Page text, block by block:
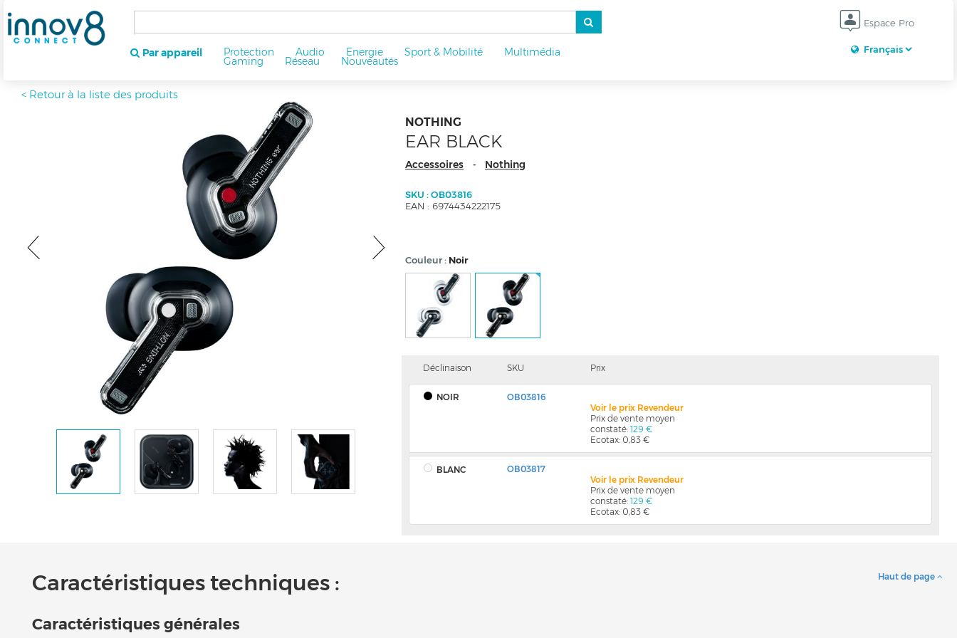
Espace Pro
Par appareil Protection Audio Energie Sport & Mobilité Multimédia
Gaming Réseau Nouveautés
< Retour à la liste des produits
NOTHING
EAR BLACK
Accessoires - Nothing
SKU : OB03816
EAN : 6974434222175
Couleur Noir
Déclinaison SKU Prix
NOIR
OB03816
Voir le prix Revendeur
Prix de vente moyen
constaté:129 €
Ecotax: 0,83 €
BLANC
OB03817
Voir le prix Revendeur
Prix de vente moyen
constaté:129 €
Ecotax: 0,83 €
Haut de page
Caractéristiques techniques :
Caractéristiques générales